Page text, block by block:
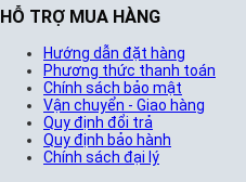
HỖ TRỢ MUA HÀNG
Hướng dẫn đặt hàng
Phương thức thanh toán
Chính sách bảo mật
Vận chuyển - Giao hàng
Quy định đổi trả
Quy định bảo hành
Chính sách đại lý